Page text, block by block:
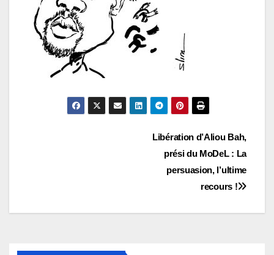
Libération d’Aliou Bah,
prési du MoDeL : La
persuasion, l’ultime
recours !